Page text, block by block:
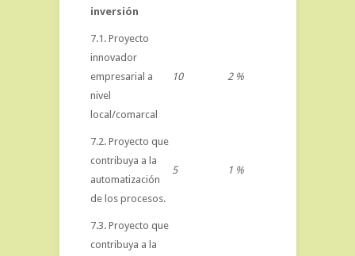
inversión
7.1. Proyecto
innovador
empresarial a
nivel
local/comarcal
10 2 %
7.2. Proyecto que
contribuya a la
automatización
de los procesos.
5 1 %
7.3. Proyecto que
contribuya a la